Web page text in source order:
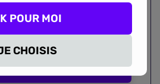
en comparant
plus
de mutuelles
santé
CHOISIS
POUR MOI